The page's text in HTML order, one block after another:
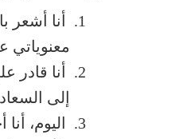
أنا أشعر
معنوياتي
أنا قادر
إلى
اليوم،